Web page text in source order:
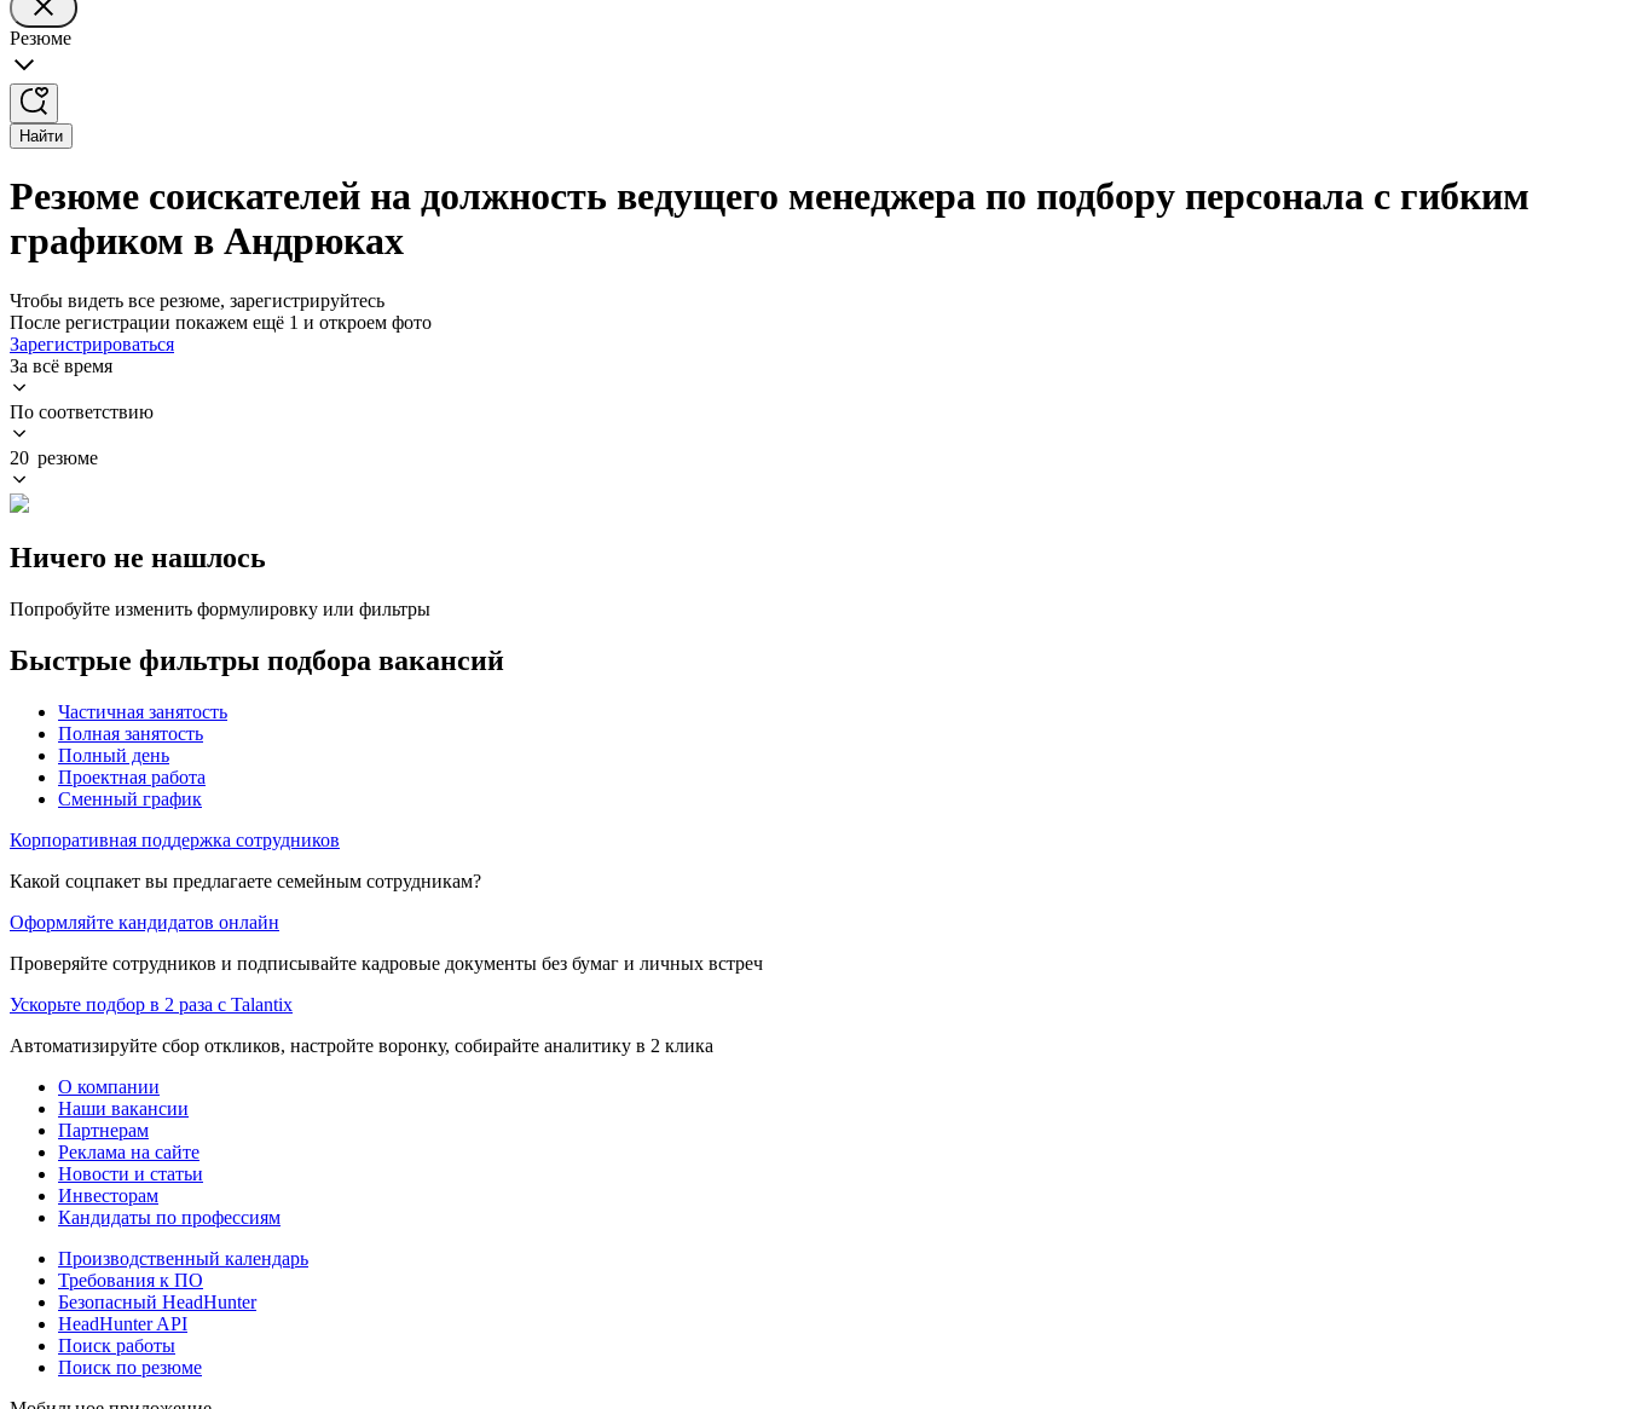
Резюме
Найти
Резюме соискателей на должность ведущего менеджера по подбору персонала с гибким
графиком в Андрюках
Чтобы видеть все резюме, зарегистрируйтесь
После регистрации покажем ещё 1 и откроем фото
Зарегистрироваться
За всё время
По соответствию
20 резюме
Ничего не нашлось
Попробуйте изменить формулировку или фильтры
Быстрые фильтры подбора вакансий
Частичная занятость
Полная занятость
Полный день
Проектная работа
Сменный график
Корпоративная поддержка сотрудников
Какой соцпакет вы предлагаете семейным сотрудникам?
Оформляйте кандидатов онлайн
Проверяйте сотрудников и подписывайте кадровые документы без бумаг и личных встреч
Ускорьте подбор в 2 раза с Talantix
Автоматизируйте сбор откликов, настройте воронку, собирайте аналитику в 2 клика
О компании
Наши вакансии
Партнерам
Реклама на сайте
Новости и статьи
Инвесторам
Кандидаты по профессиям
Производственный календарь
Требования к ПО
Безопасный HeadHunter
HeadHunter API
Поиск работы
Поиск по резюме